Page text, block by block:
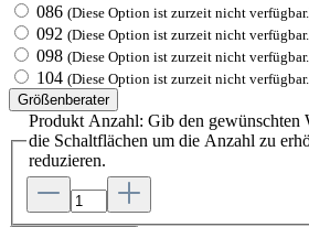
086 (Diese Option ist zurzeit nicht
092 (Diese Option ist zurzeit nicht
098 (Diese Option ist zurzeit nicht
104 (Diese Option ist zurzeit nicht
Größenberater
Produkt Anzahl: Gib den gewünschten
die Schaltflächen um die Anzahl zu
reduzieren.